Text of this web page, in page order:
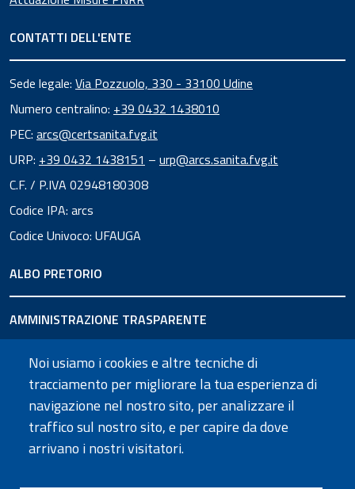
CONTATTI DELL'ENTE
Sede legale: Via Pozzuolo, 330 - 33100 Udine
Numero centralino: +39 0432 1438010
PEC: arcs@certsanita.fvg.it
URP: +39 0432 1438151 – urp@arcs.sanita.fvg.it
C.F. / P.IVA 02948180308
Codice IPA: arcs
Codice Univoco: UFAUGA
ALBO PRETORIO
AMMINISTRAZIONE TRASPARENTE
URP
SEGUICI SU
Noi usiamo i cookies e altre tecniche di
tracciamento per migliorare la tua esperienza di
navigazione nel nostro sito, per analizzare il
traffico sul nostro sito, e per capire da dove
arrivano i nostri visitatori.